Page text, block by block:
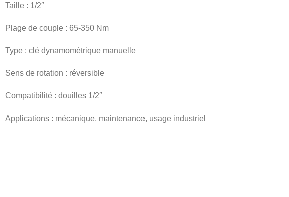
Taille : 1/2″
Plage de couple : 65-350 Nm
Type : clé dynamométrique manuelle
Sens de rotation : réversible
Compatibilité : douilles 1/2″
Applications : mécanique, maintenance, usage industriel